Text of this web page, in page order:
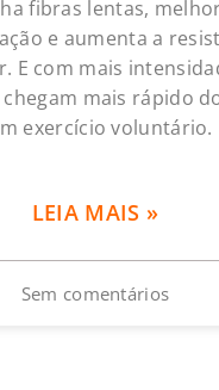
fibras lentas,
e aumenta a
E com mais
mais rápido
exercício voluntário.
LEIA MAIS »
Sem comentários